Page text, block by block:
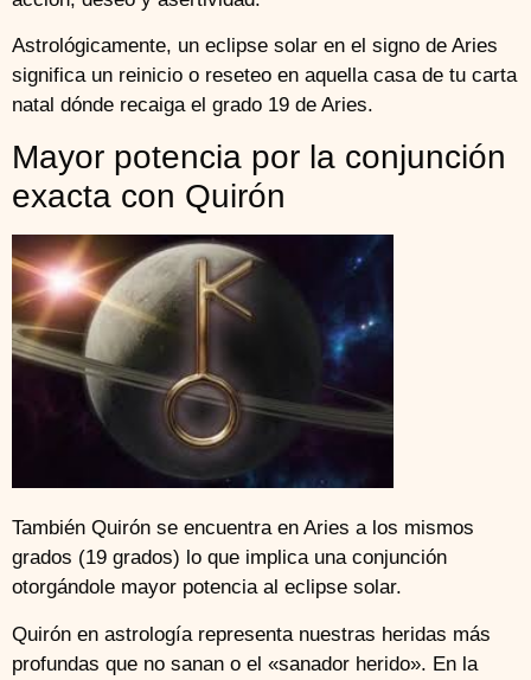
Astrológicamente, un eclipse solar en el signo de Aries
significa un reinicio o reseteo en aquella casa de tu carta
natal dónde recaiga el grado 19 de Aries.
Mayor potencia por la conjunción
exacta con Quirón
También Quirón se encuentra en Aries a los mismos
grados (19 grados) lo que implica una conjunción
otorgándole mayor potencia al eclipse solar.
Quirón en astrología representa nuestras heridas más
profundas que no sanan o el «sanador herido». En la